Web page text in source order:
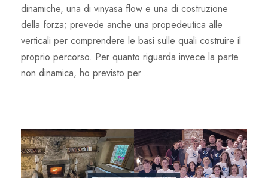
dinamiche, una di vinyasa flow e una di costruzione
della forza; prevede anche una propedeutica alle
verticali per comprendere le basi sulle quali costruire il
proprio percorso. Per quanto riguarda invece la parte
non dinamica, ho previsto per...